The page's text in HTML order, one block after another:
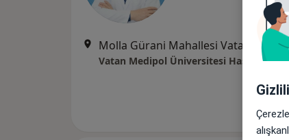
Vatan Medipol Üniversitesi Hastanesi